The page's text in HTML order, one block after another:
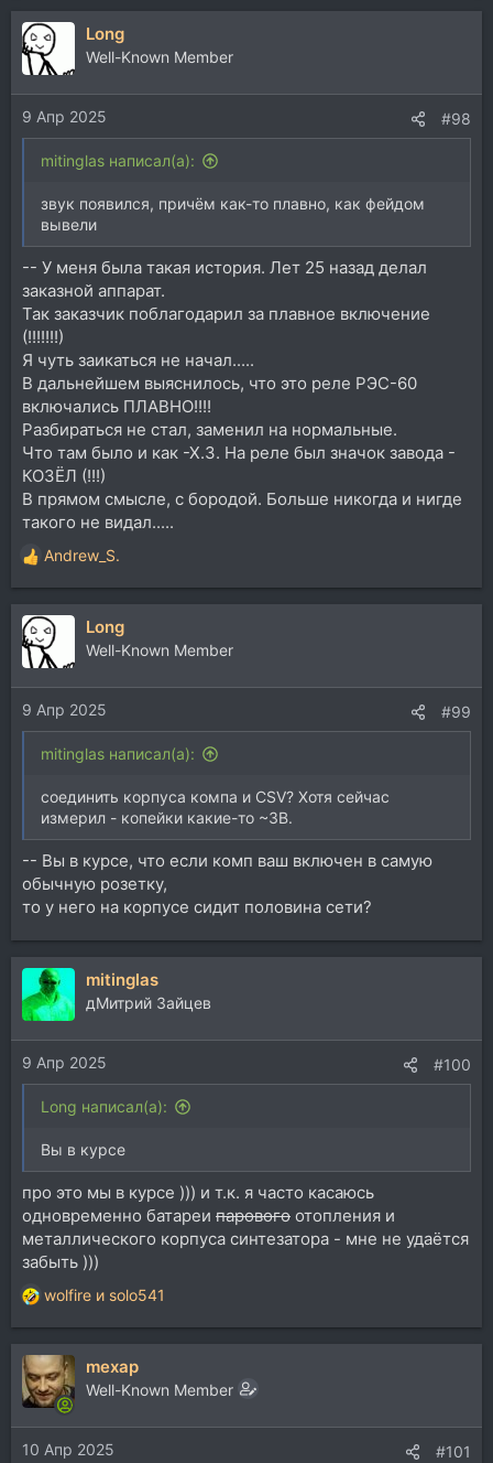
Long
Well-Known Member
9 Апр 2025 #98
mitinglas написал(а):
звук появился, причём как-то плавно, как фейдом
вывели
-- У меня была такая история. Лет 25 назад делал
заказной аппарат.
Так заказчик поблагодарил за плавное включение
(!!!!!!!)
Я чуть заикаться не начал.....
В дальнейшем выяснилось, что это реле РЭС-60
включались ПЛАВНО!!!!
Разбираться не стал, заменил на нормальные.
Что там было и как -Х.З. На реле был значок завода -
КОЗЁЛ (!!!)
В прямом смысле, с бородой. Больше никогда и нигде
такого не видал.....
Р
е
а
к
ц
и
и
:
Andrew_S.
Long
Well-Known Member
9 Апр 2025 #99
mitinglas написал(а):
соединить корпуса компа и CSV? Хотя сейчас
измерил - копейки какие-то ~3В.
-- Вы в курсе, что если комп ваш включен в самую
обычную розетку,
то у него на корпусе сидит половина сети?
mitinglas
дМитрий Зайцев
9 Апр 2025 #100
Long написал(а):
Вы в курсе
про это мы в курсе ))) и т.к. я часто касаюсь
одновременно батареи парового отопления и
металлического корпуса синтезатора - мне не удаётся
забыть )))
Р
е
а
к
ц
и
и
:
wolfire и solo541
mexap
Well-Known Member
10 Апр 2025 #101